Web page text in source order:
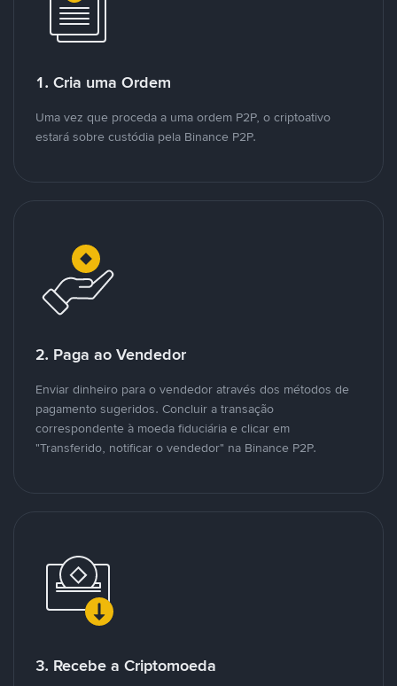
1. Cria uma Ordem
Uma vez que proceda a uma ordem P2P, o criptoativo
estará sobre custódia pela Binance P2P.
2. Paga ao Vendedor
Enviar dinheiro para o vendedor através dos métodos de
pagamento sugeridos. Concluir a transação
correspondente à moeda fiduciária e clicar em
"Transferido, notificar o vendedor" na Binance P2P.
3. Recebe a Criptomoeda